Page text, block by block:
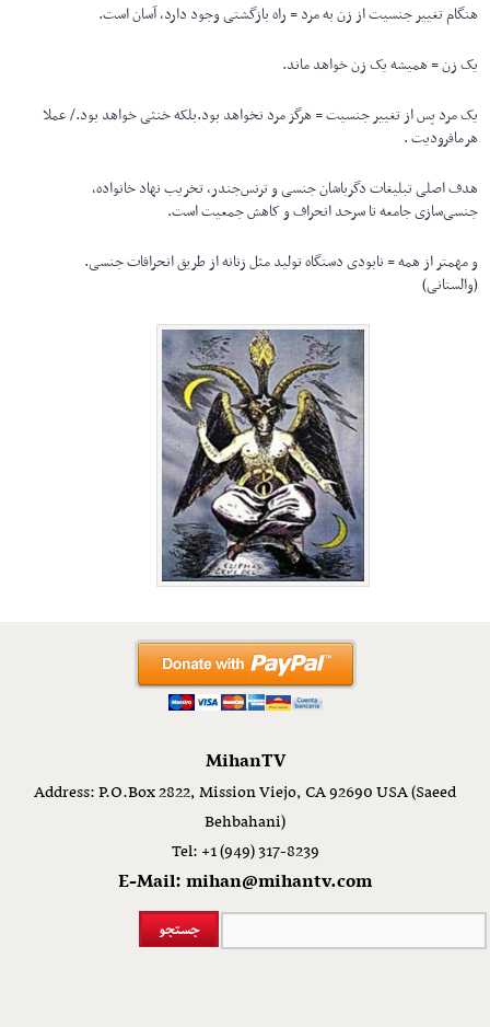
هنگام تغییر جنسیت از زن به مرد = راه بازگشتی وجود دارد، آسان است.
یک زن = همیشه یک زن خواهد ماند.
یک مرد پس از تغییر جنسیت = هرگز مرد نخواهد بود.بلکه خنثی خواهد بود./ عملا
هرمافرودیت .
هدف اصلی تبلیغات دگرباشان جنسی و ترنس‌جندر، تخریب نهاد خانواده،
جنسی‌سازی جامعه تا سرحد انحراف و کاهش جمعیت است.
و مهمتر از همه = نابودی دستگاه تولید مثل زنانه از طریق انحرافات جنسی.
(والستانی)
MihanTV
Address: P.O.Box 2822, Mission Viejo, CA 92690 USA (Saeed
Behbahani)
Tel: +1 (949) 317-8239
E-Mail: mihan@mihantv.com